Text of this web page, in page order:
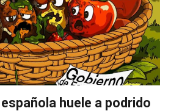
huele a podrido